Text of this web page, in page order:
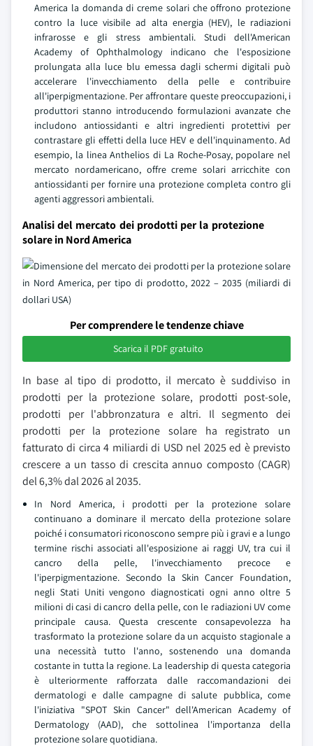
America la domanda di creme solari che offrono protezione
contro la luce visibile ad alta energia (HEV), le radiazioni
infrarosse e gli stress ambientali. Studi dell'American
Academy of Ophthalmology indicano che l'esposizione
prolungata alla luce blu emessa dagli schermi digitali può
accelerare l'invecchiamento della pelle e contribuire
all'iperpigmentazione. Per affrontare queste preoccupazioni, i
produttori stanno introducendo formulazioni avanzate che
includono antiossidanti e altri ingredienti protettivi per
contrastare gli effetti della luce HEV e dell'inquinamento. Ad
esempio, la linea Anthelios di La Roche-Posay, popolare nel
mercato nordamericano, offre creme solari arricchite con
antiossidanti per fornire una protezione completa contro gli
agenti aggressori ambientali.
Analisi del mercato dei prodotti per la protezione
solare in Nord America
Per comprendere le tendenze chiave
Scarica il PDF gratuito
In base al tipo di prodotto, il mercato è suddiviso in
prodotti per la protezione solare, prodotti post-sole,
prodotti per l'abbronzatura e altri. Il segmento dei
prodotti per la protezione solare ha registrato un
fatturato di circa 4 miliardi di USD nel 2025 ed è previsto
crescere a un tasso di crescita annuo composto (CAGR)
del 6,3% dal 2026 al 2035.
In Nord America, i prodotti per la protezione solare
continuano a dominare il mercato della protezione solare
poiché i consumatori riconoscono sempre più i gravi e a lungo
termine rischi associati all'esposizione ai raggi UV, tra cui il
cancro della pelle, l'invecchiamento precoce e
l'iperpigmentazione. Secondo la Skin Cancer Foundation,
negli Stati Uniti vengono diagnosticati ogni anno oltre 5
milioni di casi di cancro della pelle, con le radiazioni UV come
principale causa. Questa crescente consapevolezza ha
trasformato la protezione solare da un acquisto stagionale a
una necessità tutto l'anno, sostenendo una domanda
costante in tutta la regione. La leadership di questa categoria
è ulteriormente rafforzata dalle raccomandazioni dei
dermatologi e dalle campagne di salute pubblica, come
l'iniziativa "SPOT Skin Cancer" dell'American Academy of
Dermatology (AAD), che sottolinea l'importanza della
protezione solare quotidiana.